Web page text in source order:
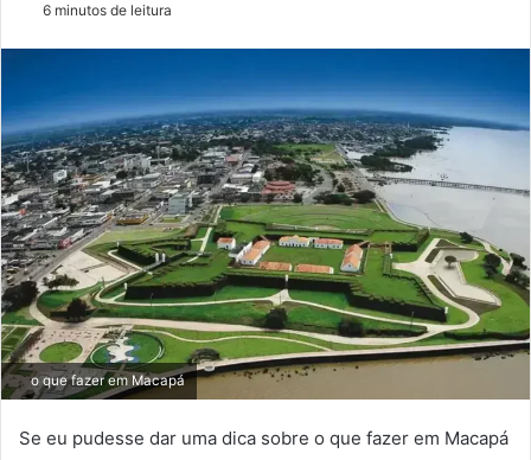
6 minutos de leitura
o que fazer em Macapá
Se eu pudesse dar uma dica sobre o que fazer em Macapá